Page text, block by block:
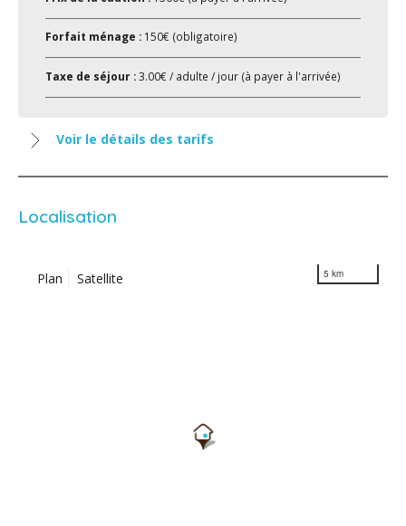
Forfait ménage : 150€ (obligatoire)
Taxe de séjour :3.00€ / adulte / jour (à payer à l'arrivée)
Voir le détails des tarifs
Localisation
Plan Satellite 5 km